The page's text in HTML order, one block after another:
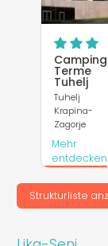
Camping
Terme
Tuhelj
Tuhelj
Krapina-
Zagorje
Mehr
entdecken
Strukturliste